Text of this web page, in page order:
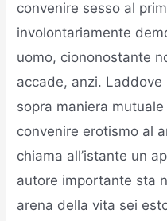
convenire sesso al
involontariamente
uomo, ciononostante
accade, anzi.
sopra maniera
convenire erotismo al
chiama all’istante un
autore importante sta
arena della vita sei